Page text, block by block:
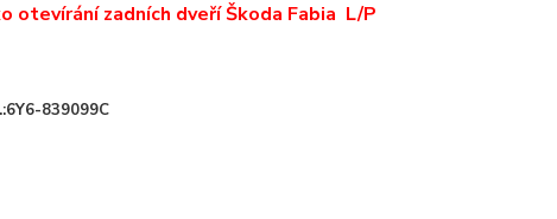
otevírání zadních dveří Škoda Fabia L/P
839099C